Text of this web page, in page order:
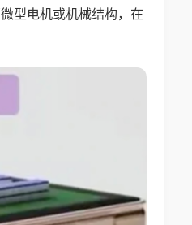
型电机或机械结构，在